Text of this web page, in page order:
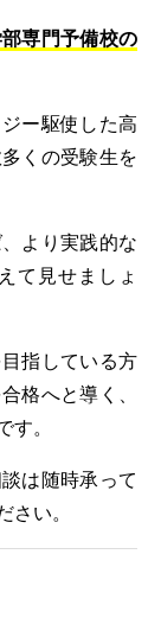
専門予備校の
ー駆使した高
くの受験生を
より実践的な
て見せましょ
指している方
格へと導く、
。
は随時承って
い。